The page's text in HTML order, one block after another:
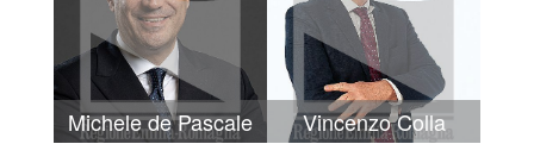
Michele de Pascale Vincenzo Colla